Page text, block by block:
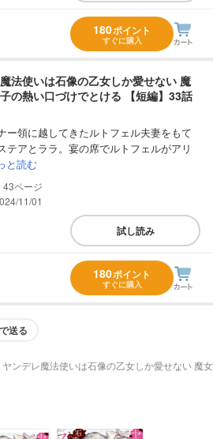
180ポイント
すぐに購入
法使いは石像の乙女しか愛せない 魔
の熱い口づけでとける 【短編】33話
ー領に越してきたルトフェル夫妻をもて
テアとララ。宴の席でルトフェルがアリ
と読む
43
11/01
試し読み
180ポイント
すぐに購入
送る
ヤンデレ魔法使いは石像の乙女しか愛せない 魔